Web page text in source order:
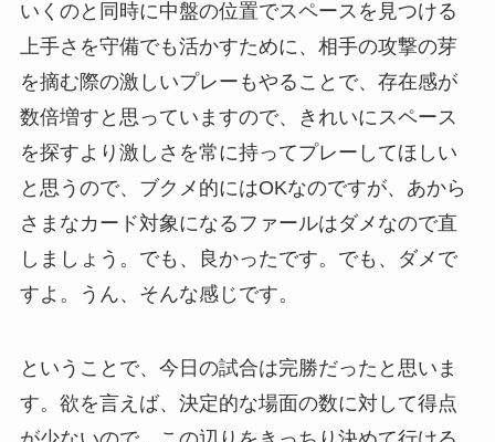
いくのと同時に中盤の位置でスペースを見つける
上手さを守備でも活かすために、相手の攻撃の芽
を摘む際の激しいプレーもやることで、存在感が
数倍増すと思っていますので、きれいにスペース
を探すより激しさを常に持ってプレーしてほしい
と思うので、ブクメ的にはOKなのですが、あから
さまなカード対象になるファールはダメなので直
しましょう。でも、良かったです。でも、ダメで
すよ。うん、そんな感じです。
ということで、今日の試合は完勝だったと思いま
す。欲を言えば、決定的な場面の数に対して得点